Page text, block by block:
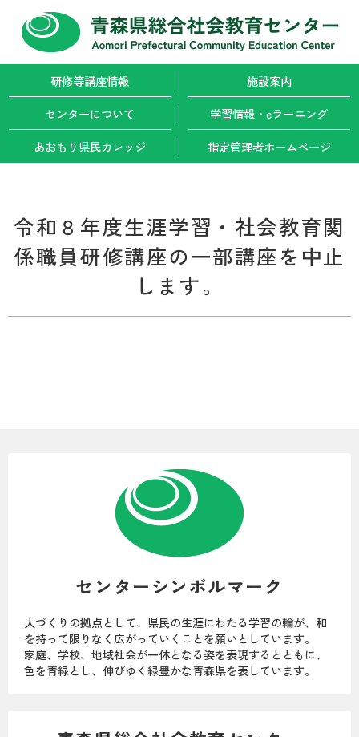
研修等講座情報
施設案内
センターについて
学習情報・ eラーニング
あおもり県民カレッジ
指定管理者ホームページ
令和８年度生涯学習・社会教育関
係職員研修講座の一部講座を中止
します。
センターシンボルマーク
人づくりの拠点として、県民の生涯にわたる学習の輪が、和
を持って限りなく広がっていくことを願いとしています。
家庭、学校、地域社会が一体となる姿を表現するとともに、
色を青緑とし、伸びゆく緑豊かな青森県を表しています。